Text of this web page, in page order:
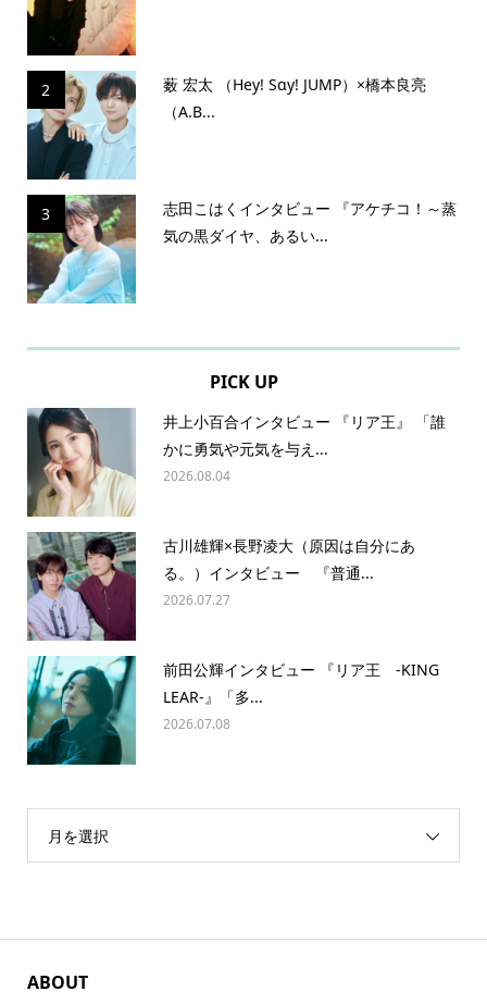
2
薮 宏太 （Hey! Sɑy! JUMP）×橋本良亮
（A.B...
3
志田こはくインタビュー 『アケチコ！～蒸
気の黒ダイヤ、あるい...
PICK UP
井上小百合インタビュー 『リア王』 「誰
かに勇気や元気を与え...
2026.08.04
古川雄輝×長野凌大（原因は自分にあ
る。）インタビュー 『普通...
2026.07.27
前田公輝インタビュー 『リア王 -KING
LEAR-』「多...
2026.07.08
月を選択
ABOUT